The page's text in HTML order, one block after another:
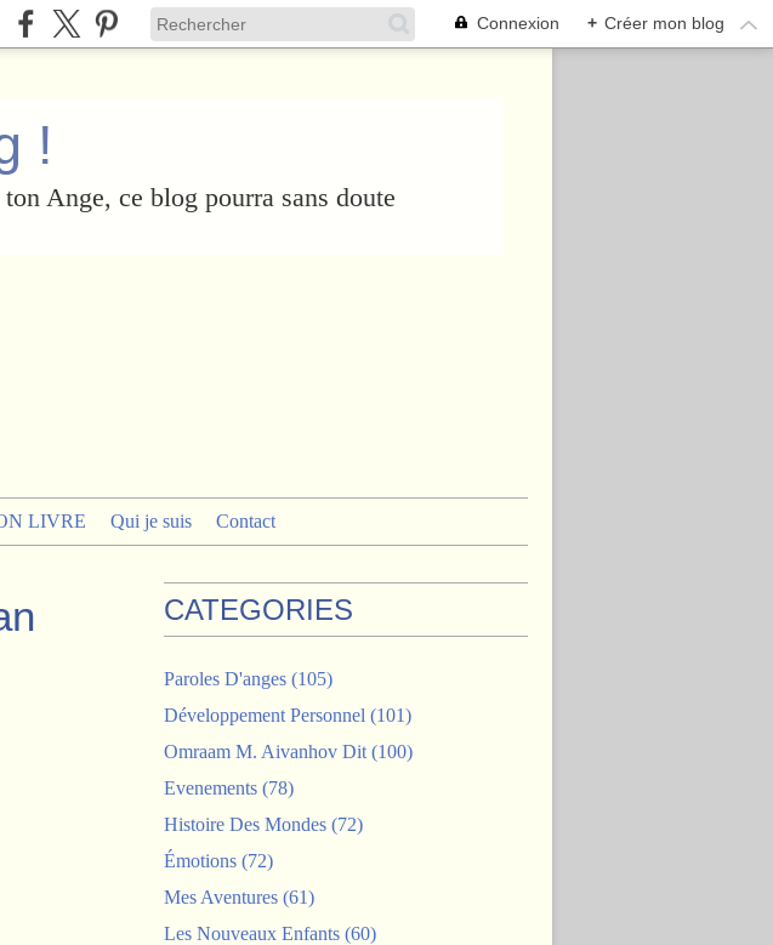
Connexion + Créer mon blog
!
Ange, ce blog pourra sans doute
LIVRE Qui je suis Contact
CATEGORIES
Paroles D'anges (105)
Développement Personnel (101)
Omraam M. Aivanhov Dit (100)
Evenements (78)
Histoire Des Mondes (72)
Émotions (72)
Mes Aventures (61)
Les Nouveaux Enfants (60)